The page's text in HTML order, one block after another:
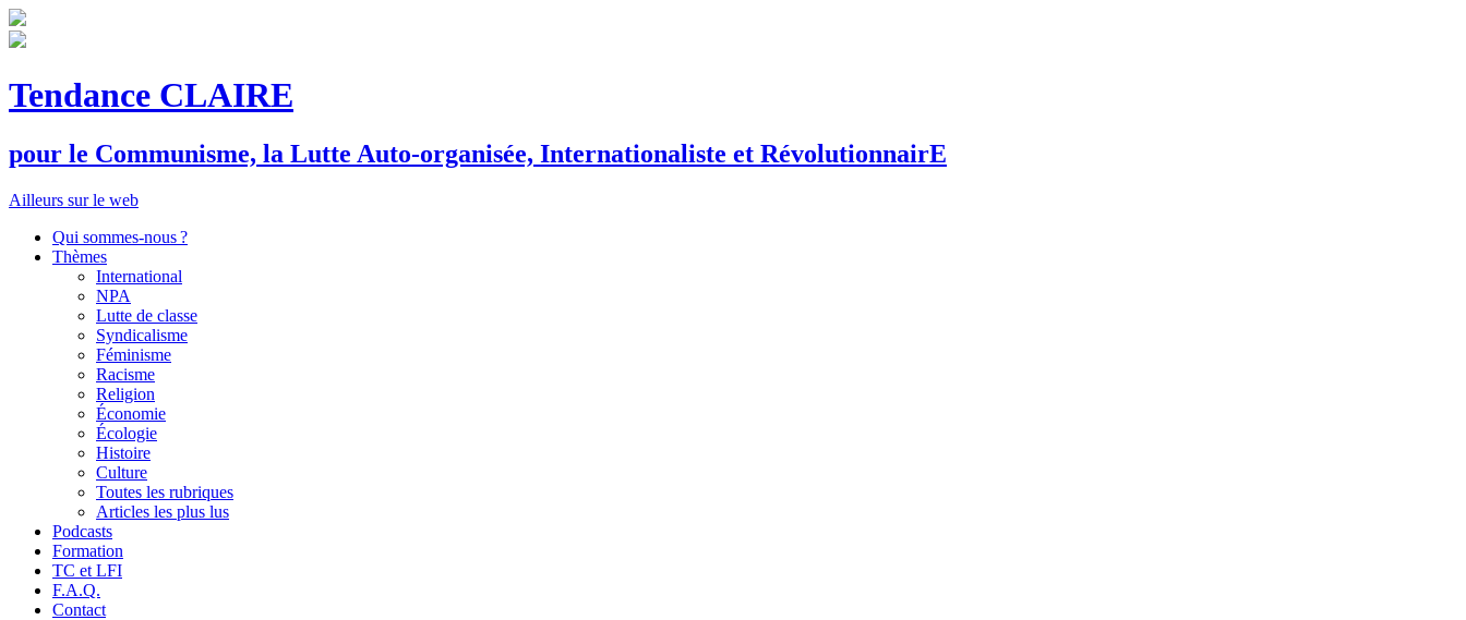
Tendance CLAIRE
pour le Communisme, la Lutte Auto-organisée, Internationaliste et RévolutionnairE
Ailleurs sur le web
Qui sommes-nous ?
Thèmes
International
NPA
Lutte de classe
Syndicalisme
Féminisme
Racisme
Religion
Économie
Écologie
Histoire
Culture
Toutes les rubriques
Articles les plus lus
Podcasts
Formation
TC et LFI
F.A.Q.
Contact